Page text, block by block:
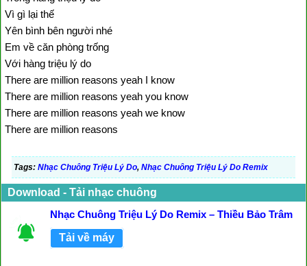
Vì gì lại thế
Yên bình bên người nhé
Em về căn phòng trống
Với hàng triệu lý do
There are million reasons yeah I know
There are million reasons yeah you know
There are million reasons yeah we know
There are million reasons
Tags: Nhạc Chuông Triệu Lý Do, Nhạc Chuông Triệu Lý Do Remix
Download - Tải nhạc chuông
Nhạc Chuông Triệu Lý Do Remix – Thiều Bảo Trâm
Tải về máy